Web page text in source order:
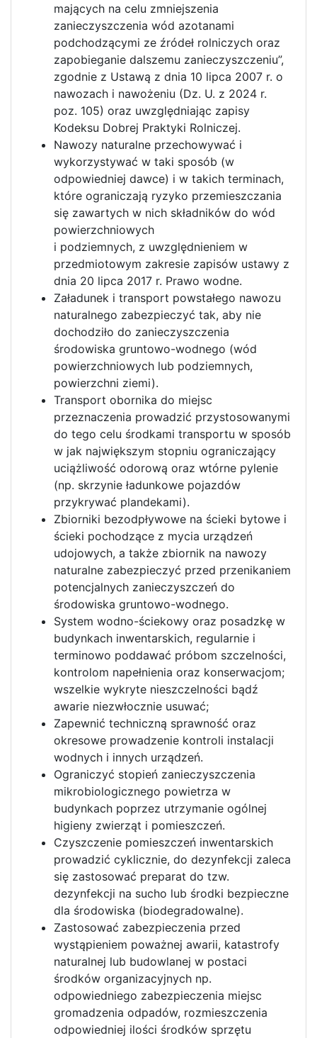
mających na celu zmniejszenia
zanieczyszczenia wód azotanami
podchodzącymi ze źródeł rolniczych oraz
zapobieganie dalszemu zanieczyszczeniu”,
zgodnie z Ustawą z dnia 10 lipca 2007 r. o
nawozach i nawożeniu (Dz. U. z 2024 r.
poz. 105) oraz uwzględniając zapisy
Kodeksu Dobrej Praktyki Rolniczej.
Nawozy naturalne przechowywać i
wykorzystywać w taki sposób (w
odpowiedniej dawce) i w takich terminach,
które ograniczają ryzyko przemieszczania
się zawartych w nich składników do wód
powierzchniowych
i podziemnych, z uwzględnieniem w
przedmiotowym zakresie zapisów ustawy z
dnia 20 lipca 2017 r. Prawo wodne.
Załadunek i transport powstałego nawozu
naturalnego zabezpieczyć tak, aby nie
dochodziło do zanieczyszczenia
środowiska gruntowo-wodnego (wód
powierzchniowych lub podziemnych,
powierzchni ziemi).
Transport obornika do miejsc
przeznaczenia prowadzić przystosowanymi
do tego celu środkami transportu w sposób
w jak największym stopniu ograniczający
uciążliwość odorową oraz wtórne pylenie
(np. skrzynie ładunkowe pojazdów
przykrywać plandekami).
Zbiorniki bezodpływowe na ścieki bytowe i
ścieki pochodzące z mycia urządzeń
udojowych, a także zbiornik na nawozy
naturalne zabezpieczyć przed przenikaniem
potencjalnych zanieczyszczeń do
środowiska gruntowo-wodnego.
System wodno-ściekowy oraz posadzkę w
budynkach inwentarskich, regularnie i
terminowo poddawać próbom szczelności,
kontrolom napełnienia oraz konserwacjom;
wszelkie wykryte nieszczelności bądź
awarie niezwłocznie usuwać;
Zapewnić techniczną sprawność oraz
okresowe prowadzenie kontroli instalacji
wodnych i innych urządzeń.
Ograniczyć stopień zanieczyszczenia
mikrobiologicznego powietrza w
budynkach poprzez utrzymanie ogólnej
higieny zwierząt i pomieszczeń.
Czyszczenie pomieszczeń inwentarskich
prowadzić cyklicznie, do dezynfekcji zaleca
się zastosować preparat do tzw.
dezynfekcji na sucho lub środki bezpieczne
dla środowiska (biodegradowalne).
Zastosować zabezpieczenia przed
wystąpieniem poważnej awarii, katastrofy
naturalnej lub budowlanej w postaci
środków organizacyjnych np.
odpowiedniego zabezpieczenia miejsc
gromadzenia odpadów, rozmieszczenia
odpowiedniej ilości środków sprzętu